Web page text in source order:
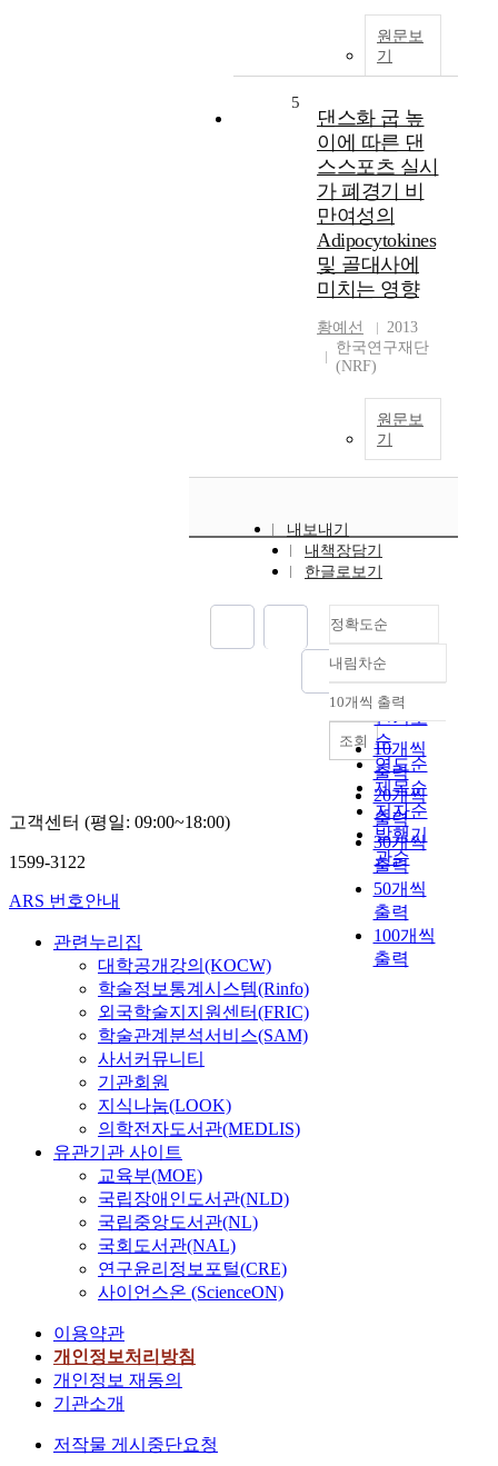
원문보
기
5
댄스화 굽 높
이에 따른 댄
스스포츠 실시
가 폐경기 비
만여성의
Adipocytokines
및 골대사에
미치는 영향
황예선
2013
한국연구재단
(NRF)
원문보
기
내보내기
내책장담기
한글로보기
정확도순
정확도
순
인기도
순
연도순
제목순
저자순
발행기
관순
내림차순
내림차순
10개씩 출력
10개씩
출력
20개씩
출력
30개씩
출력
50개씩
출력
100개씩
출력
조회
고객센터 (평일: 09:00~18:00)
1599-3122
ARS 번호안내
관련누리집
대학공개강의(KOCW)
학술정보통계시스템(Rinfo)
외국학술지지원센터(FRIC)
학술관계분석서비스(SAM)
사서커뮤니티
기관회원
지식나눔(LOOK)
의학전자도서관(MEDLIS)
유관기관 사이트
교육부(MOE)
국립장애인도서관(NLD)
국립중앙도서관(NL)
국회도서관(NAL)
연구윤리정보포털(CRE)
사이언스온 (ScienceON)
이용약관
개인정보처리방침
개인정보 재동의
기관소개
저작물 게시중단요청